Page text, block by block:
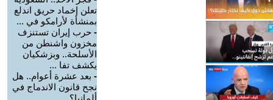
تعلن إخماد حريق اندلع
بمنشأة لأرامكو في ...
- حرب إيران تستنزف
مخزون واشنطن من
الأسلحة.. وبزشكيان
يكشف تفا ...
- بعد عشرة أعوام.. هل
نجح قانون الاندماج في
ألمانيا؟